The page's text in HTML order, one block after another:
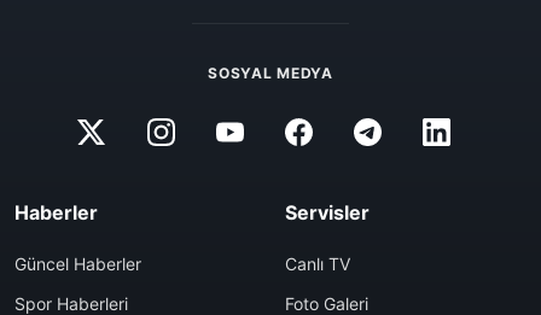
SOSYAL MEDYA
Haberler
Güncel Haberler
Spor Haberleri
Servisler
Canlı TV
Foto Galeri